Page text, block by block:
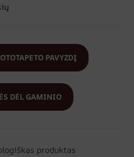
PAVYZDĮ
DĖL GAMINIO
produktas